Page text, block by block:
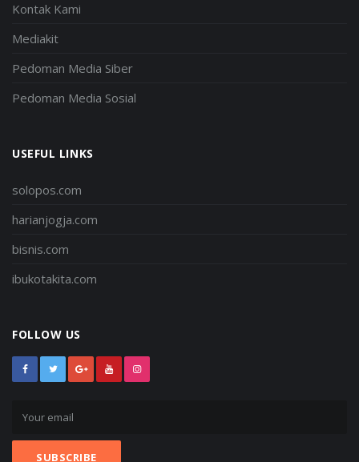
Kontak Kami
Mediakit
Pedoman Media Siber
Pedoman Media Sosial
USEFUL LINKS
solopos.com
harianjogja.com
bisnis.com
ibukotakita.com
FOLLOW US